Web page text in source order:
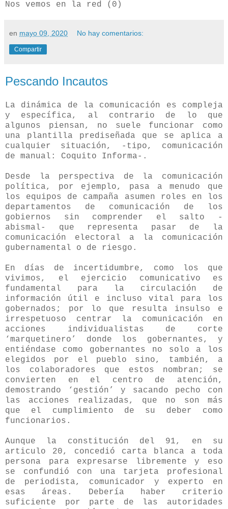
Nos vemos en la red (0)
en mayo 09, 2020 No hay comentarios:
Compartir
Pescando Incautos
La dinámica de la comunicación es compleja
y específica, al contrario de lo que
algunos piensan, no suele funcionar como
una plantilla prediseñada que se aplica a
cualquier situación, -tipo, comunicación
de manual: Coquito Informa-.
Desde la perspectiva de la comunicación
política, por ejemplo, pasa a menudo que
los equipos de campaña asumen roles en los
departamentos de comunicación de los
gobiernos sin comprender el salto -
abismal- que representa pasar de la
comunicación electoral a la comunicación
gubernamental o de riesgo.
En días de incertidumbre, como los que
vivimos, el ejercicio comunicativo es
fundamental para la circulación de
información útil e incluso vital para los
gobernados; por lo que resulta insulso e
irrespetuoso centrar la comunicación en
acciones individualistas de corte
‘marquetinero’ donde los gobernantes, y
entiéndase como gobernantes no solo a los
elegidos por el pueblo sino, también, a
los colaboradores que estos nombran; se
convierten en el centro de atención,
demostrando ‘gestión’ y sacando pecho con
las acciones realizadas, que no son más
que el cumplimiento de su deber como
funcionarios.
Aunque la constitución del 91, en su
articulo 20, concedió carta blanca a toda
persona para expresarse libremente y eso
se confundió con una tarjeta profesional
de periodista, comunicador y experto en
esas áreas. Debería haber criterio
suficiente por parte de las autoridades